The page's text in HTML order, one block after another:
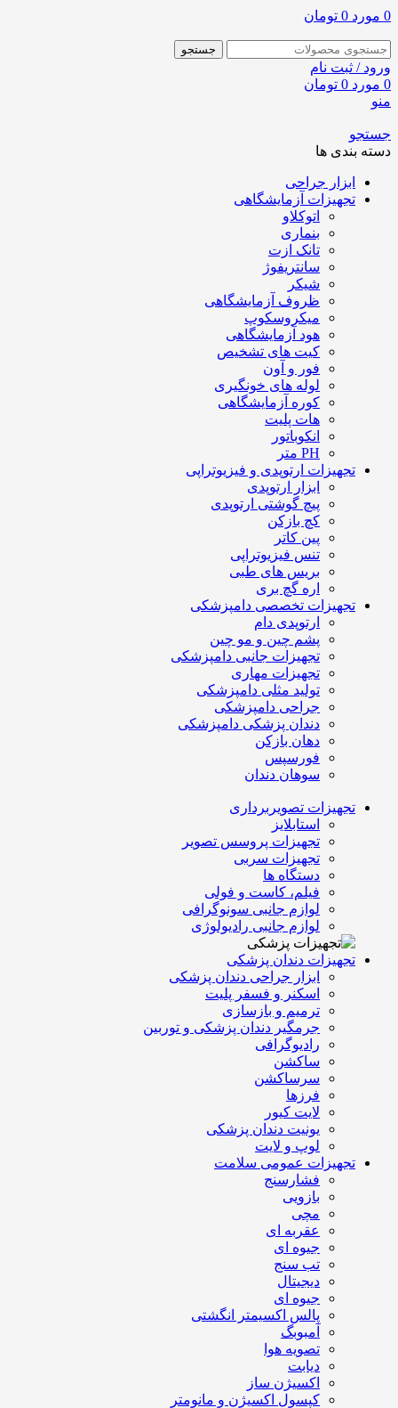
0 مورد 0 تومان
جستجو
ورود / ثبت نام
0 مورد 0 تومان
منو
جستجو
دسته بندی ها
ابزار جراحی
تجهیزات آزمایشگاهی
اتوکلاو
بنماری
تانک ازت
سانتریفوژ
شیکر
ظروف آزمایشگاهی
میکروسکوپ
هود آزمایشگاهی
کیت های تشخیص
فور و آون
لوله های خونگیری
کوره آزمایشگاهی
هات پلیت
انکوباتور
PH متر
تجهیزات ارتوپدی و فیزیوتراپی
ابزار ارتوپدی
پیچ گوشتی ارتوپدی
کچ بازکن
پین کاتر
تنس فیزیوتراپی
بریس های طبی
اره گچ بری
تجهیزات تخصصی دامپزشکی
ارتوپدی دام
پشم چین و مو چین
تجهیزات جانبی دامپزشکی
تجهیزات مهاری
تولید مثلی دامپزشکی
جراحی دامپزشکی
دندان پزشکی دامپزشکی
دهان بازکن
فورسپس
سوهان دندان
تجهیزات تصویربرداری
استابلایز
تجهیزات پروسس تصویر
تجهیزات سربی
دستگاه ها
فیلم، کاست و فولی
لوازم جانبی سونوگرافی
لوازم جانبی رادیولوژی
تجهیزات دندان پزشکی
ابزار جراحی دندان پزشکی
اسکنر و فسفر پلیت
ترمیم و بازسازی
جرمگیر دندان پزشکی و توربین
رادیوگرافی
ساکشن
سرساکشن
فرزها
لایت کیور
یونیت دندان پزشکی
لوپ و لایت
تجهیزات عمومی سلامت
فشارسنج
بازویی
مچی
عقربه ای
جیوه ای
تب سنج
دیجیتال
جیوه ای
پالس اکسیمتر انگشتی
آمبوبگ
تصویه هوا
دیابت
اکسیژن ساز
کپسول اکسیژن و مانومتر